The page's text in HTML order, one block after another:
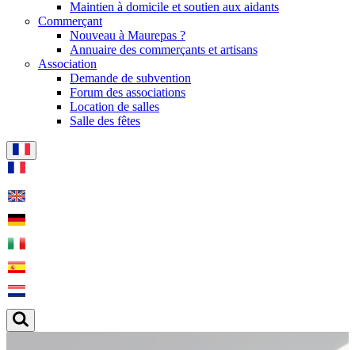
Maintien à domicile et soutien aux aidants
Commerçant
Nouveau à Maurepas ?
Annuaire des commerçants et artisans
Association
Demande de subvention
Forum des associations
Location de salles
Salle des fêtes